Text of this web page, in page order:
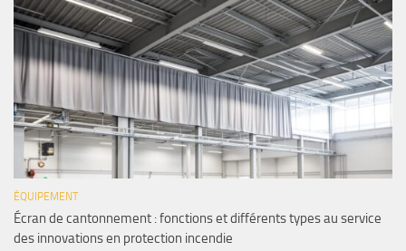
ÉQUIPEMENT
Écran de cantonnement : fonctions et différents types au service
des innovations en protection incendie